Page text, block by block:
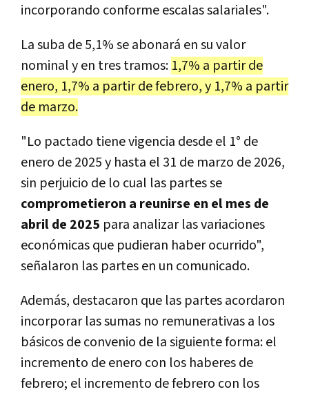
incorporando conforme escalas salariales".
La suba de 5,1% se abonará en su valor
nominal y en tres tramos: 1,7% a partir de
enero, 1,7% a partir de febrero, y 1,7% a partir
de marzo.
"Lo pactado tiene vigencia desde el 1° de
enero de 2025 y hasta el 31 de marzo de 2026,
sin perjuicio de lo cual las partes se
comprometieron a reunirse en el mes de
abril de 2025 para analizar las variaciones
económicas que pudieran haber ocurrido",
señalaron las partes en un comunicado.
Además, destacaron que las partes acordaron
incorporar las sumas no remunerativas a los
básicos de convenio de la siguiente forma: el
incremento de enero con los haberes de
febrero; el incremento de febrero con los